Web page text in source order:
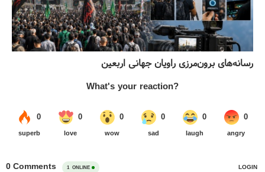
رسانه‌های برون‌مرزی راویان جهانی اربعین